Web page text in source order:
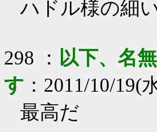
ハドル様の細
298 ： 以下、名
す ： 2011/10/19(
最高だ